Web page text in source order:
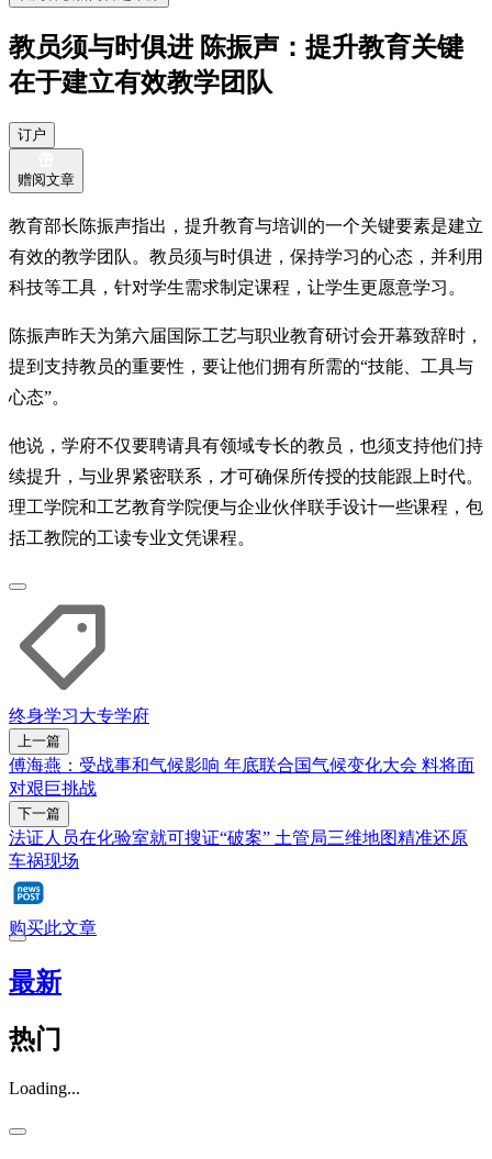
教员须与时俱进 陈振声：提升教育关键
在于建立有效教学团队
订户
赠阅文章
教育部长陈振声指出，提升教育与培训的一个关键要素是建立
有效的教学团队。教员须与时俱进，保持学习的心态，并利用
科技等工具，针对学生需求制定课程，让学生更愿意学习。
陈振声昨天为第六届国际工艺与职业教育研讨会开幕致辞时，
提到支持教员的重要性，要让他们拥有所需的“技能、工具与
心态”。
他说，学府不仅要聘请具有领域专长的教员，也须支持他们持
续提升，与业界紧密联系，才可确保所传授的技能跟上时代。
理工学院和工艺教育学院便与企业伙伴联手设计一些课程，包
括工教院的工读专业文凭课程。
终身学习大专学府
上一篇
傅海燕：受战事和气候影响 年底联合国气候变化大会 料将面
对艰巨挑战
下一篇
法证人员在化验室就可搜证“破案” 土管局三维地图精准还原
车祸现场
购买此文章
最新
热门
Loading...